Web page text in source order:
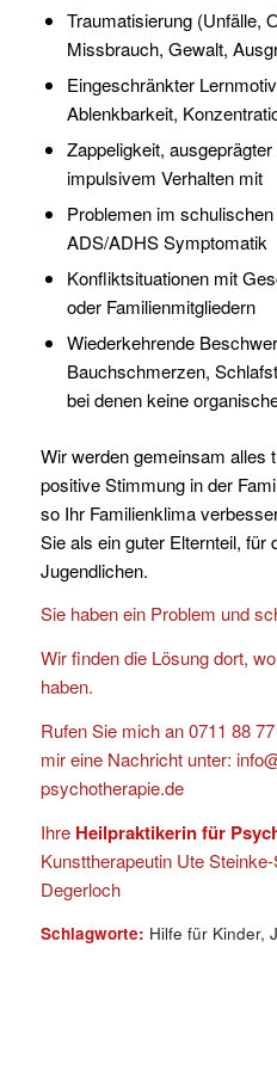
Traumatisierung (Unfälle,
Missbrauch, Gewalt,
Eingeschränkter
Ablenkbarkeit,
Zappeligkeit,
impulsivem Verhalten mit
Problemen im
ADS/ADHS Symptomatik
Konfliktsituationen mit
oder Familienmitgliedern
Wiederkehrende
Bauchschmerzen,
bei denen keine
Wir werden gemeinsam alles
positive Stimmung in der
so Ihr Familienklima
Sie als ein guter Elternteil, für
Jugendlichen.
Sie haben ein Problem und
Wir finden die Lösung dort,
haben.
Rufen Sie mich an 0711 88
mir eine Nachricht unter:
psychotherapie.de
Ihre Heilpraktikerin für
Kunsttherapeutin Ute
Degerloch
Schlagworte: Hilfe für Kinder,